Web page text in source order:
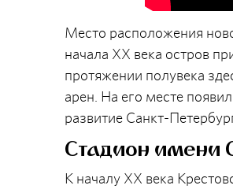
Место расположения
начала XX века остров
протяжении полувека
арен. На его месте
развитие Санкт-
Стадион имени
К началу XX века